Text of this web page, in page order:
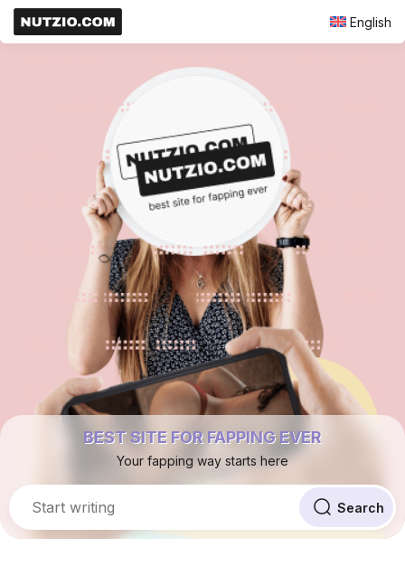
English
BEST SITE FOR FAPPING EVER
Your fapping way starts here